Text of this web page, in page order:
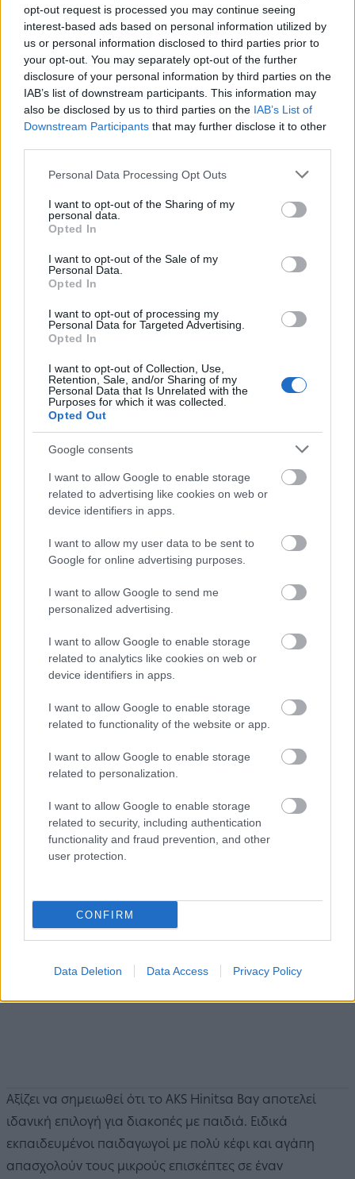
opt-out request is processed you may continue seeing
interest-based ads based on personal information utilized by
us or personal information disclosed to third parties prior to
your opt-out. You may separately opt-out of the further
disclosure of your personal information by third parties on the
IAB’s list of downstream participants. This information may
also be disclosed by us to third parties on the IAB’s List of
Downstream Participants that may further disclose it to other
Please note that this website/app uses one or more Google
not limited to your visit or usage behaviour. You may click to
grant or deny consent to Google and its third-party tags to
use your data for below specified purposes in below Google
consent section.
Personal Data Processing Opt Outs
I want to opt-out of the Sharing of my
personal data.
Opted In
I want to opt-out of the Sale of my
Personal Data.
Opted In
I want to opt-out of processing my
Personal Data for Targeted Advertising.
Opted In
I want to opt-out of Collection, Use,
Retention, Sale, and/or Sharing of my
Personal Data that Is Unrelated with the
Purposes for which it was collected.
Opted Out
Google consents
I want to allow Google to enable storage
related to advertising like cookies on web or
device identifiers in apps.
I want to allow my user data to be sent to
Google for online advertising purposes.
I want to allow Google to send me
personalized advertising.
I want to allow Google to enable storage
related to analytics like cookies on web or
device identifiers in apps.
I want to allow Google to enable storage
related to functionality of the website or app.
I want to allow Google to enable storage
related to personalization.
I want to allow Google to enable storage
related to security, including authentication
functionality and fraud prevention, and other
user protection.
CONFIRM
Data Deletion Data Access Privacy Policy
Όμορφες στιγμές προσφέρουν και τα δύο μπαρ- το
κεντρικό Arcadia Bar και το Beach Bar στην υπέροχη
παραλία ακριβώς μπροστά από το ξενοδοχείο- που θα
σας συντροφεύσουν από τον πρώτο πρωινό καφέ έως
Επίσης, στις εγκαταστάσεις περιλαµβάνονται 2 πισίνες
(παιδική και ενηλίκων), γυμναστήριο, beach volley,
γήπεδο ποδοσφαίρου 5Χ5, παιδική χαρά, mini club και
πλήρως εξοπλισμένη συνεδριακή αίθουσα
χωρητικότητας 150 ατόμων.
Αξίζει να σημειωθεί ότι το AKS Hinitsa Bay αποτελεί
ιδανική επιλογή για διακοπές με παιδιά. Ειδικά
εκπαιδευμένοι παιδαγωγοί με πολύ κέφι και αγάπη
απασχολούν τους μικρούς επισκέπτες σε έναν